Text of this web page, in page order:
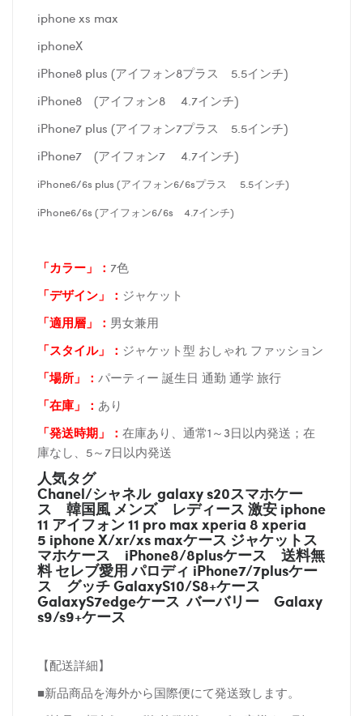
iphone xs max
iphoneX
iPhone8 plus (アイフォン8プラス 5.5インチ)
iPhone8 (アイフォン8 4.7インチ)
iPhone7 plus (アイフォン7プラス 5.5インチ)
iPhone7 (アイフォン7 4.7インチ)
iPhone6/6s plus (アイフォン6/6sプラス 5.5インチ)
iPhone6/6s (アイフォン6/6s 4.7インチ)
「カラー」： 7色
「デザイン」
： ジャケット
「適用層」： 男女兼用
「スタイル」： ジャケット型 おしゃれ ファッション
「場所 」： パーティー 誕生日 通勤 通学 旅行
「在庫 」： あり
「発送時期 」： 在庫あり、通常1～3日以内発送；在
庫なし、5～7日以内発送
人気タグ
Chanel/シャネル galaxy s20スマホケー
ス 韓国風 メンズ レディース 激安 iphone
11 アイフォン 11 pro max xperia 8 xperia
5 iphone X/xr/xs maxケース ジャケットス
マホケース iPhone8/8plusケース 送料無
料 セレブ愛用 パロディ iPhone7/7plusケー
ス グッチGalaxyS10/S8+ケース
GalaxyS7edgeケース バーバリー Galaxy
s9/s9+ケース
【配送詳細】
■新品商品を海外から国際便にて発送致します。